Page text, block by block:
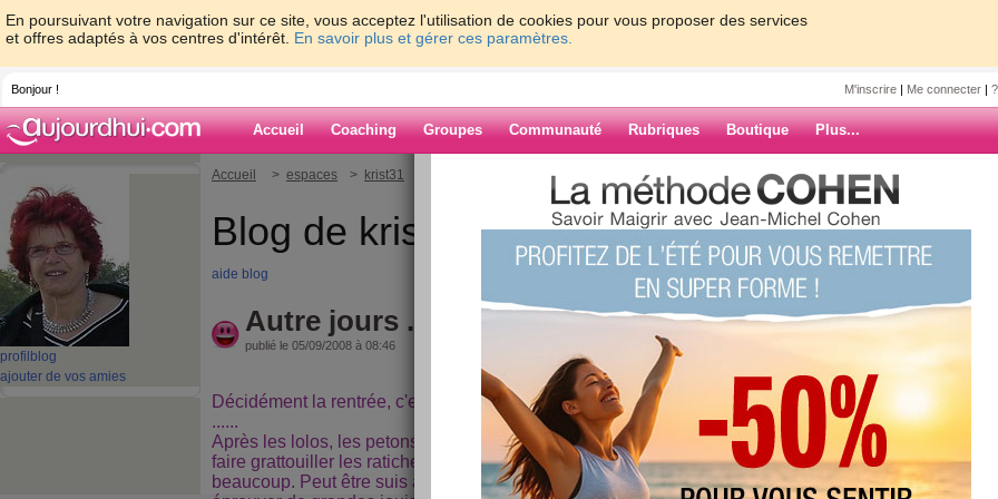
En poursuivant votre navigation sur ce site, vous acceptez l'utilisation de cookies pour vous proposer des services
et offres adaptés à vos centres d'intérêt. En savoir plus et gérer ces paramètres.
Bonjour ! M'inscrire | Me connecter |
Accueil Coaching Groupes Communauté Rubriques Boutique Plus...
profil blog
ajouter de vos amies
Accueil > espaces > krist31 > Autre jours ... autre sport
Blog de krist31
aide blog
Autre jours ... autre sport
publié le 05/09/2008 à 08:46
Décidément la rentrée, c'est la grande revue de casernement
......
Après les lolos, les petons voici maintenant le moment de me
faire grattouiller les ratiches et ça franchement j'aime pas
beaucoup. Peut être suis anormale, mais je n'arrive pas à
ARCHIVES